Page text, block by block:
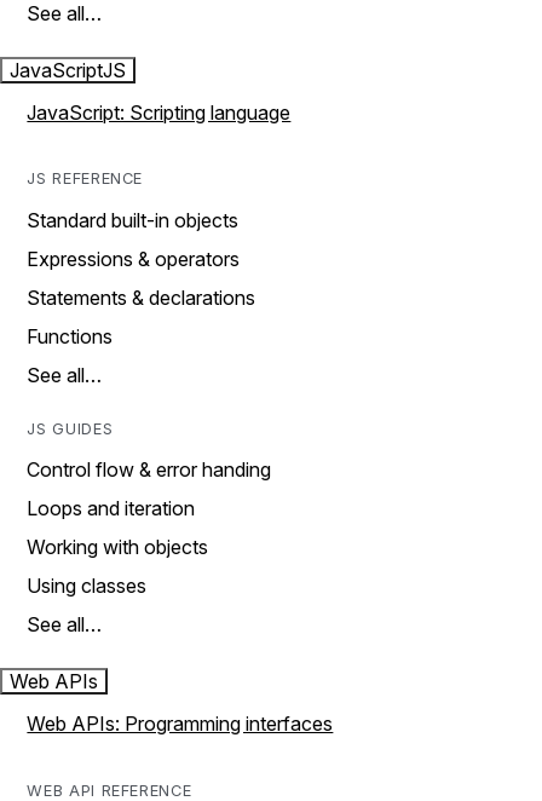
See all…
JavaScriptJS
JavaScript: Scripting language
JS REFERENCE
Standard built-in objects
Expressions & operators
Statements & declarations
Functions
See all…
JS GUIDES
Control flow & error handing
Loops and iteration
Working with objects
Using classes
See all…
Web APIs
Web APIs: Programming interfaces
WEB API REFERENCE